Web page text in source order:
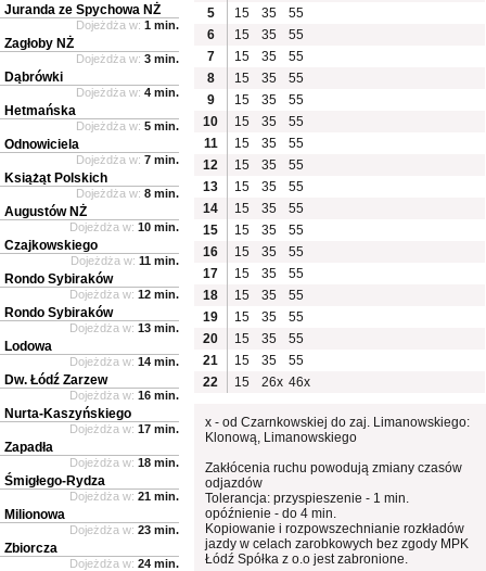
5
15 35
55
6
15 35
55
7
15 35
55
8
15 35
55
9
15 35
55
10
15 35
55
11
15 35
55
12
15 35
55
13
15 35
55
14
15 35
55
15
15 35
55
16
15 35
55
17
15 35
55
18
15 35
55
19
15 35
55
20
15 35
55
21
15 35
55
22
15 26x 46x
x - od Czarnkowskiej do zaj. Limanowskiego:
Klonową, Limanowskiego
Zakłócenia ruchu powodują zmiany czasów
odjazdów
Tolerancja: przyspieszenie - 1 min.
opóźnienie - do 4 min.
Kopiowanie i rozpowszechnianie rozkładów
jazdy w celach zarobkowych bez zgody MPK
Łódź Spółka z o.o jest zabronione.
Juranda ze Spychowa NŻ
Dojeżdża w: 1 min.
Zagłoby NŻ
Dojeżdża w: 3 min.
Dąbrówki
Dojeżdża w: 4 min.
Hetmańska
Dojeżdża w: 5 min.
Odnowiciela
Dojeżdża w: 7 min.
Książąt Polskich
Dojeżdża w: 8 min.
Augustów NŻ
Dojeżdża w: 10 min.
Czajkowskiego
Dojeżdża w: 11 min.
Rondo Sybiraków
Dojeżdża w: 12 min.
Rondo Sybiraków
Dojeżdża w: 13 min.
Lodowa
Dojeżdża w: 14 min.
Dw. Łódź Zarzew
Dojeżdża w: 16 min.
Nurta-Kaszyńskiego
Dojeżdża w: 17 min.
Zapadła
Dojeżdża w: 18 min.
Śmigłego-Rydza
Dojeżdża w: 21 min.
Milionowa
Dojeżdża w: 23 min.
Zbiorcza
Dojeżdża w: 24 min.